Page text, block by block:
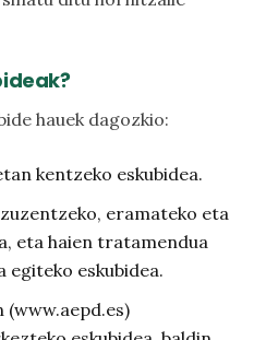
hauek dagozkio:
kentzeko eskubidea.
eramateko eta
eta haien tratamendua
egiteko eskubidea.